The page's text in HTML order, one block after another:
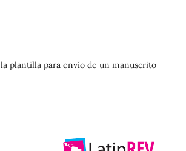
la plantilla para envío de un manuscrito